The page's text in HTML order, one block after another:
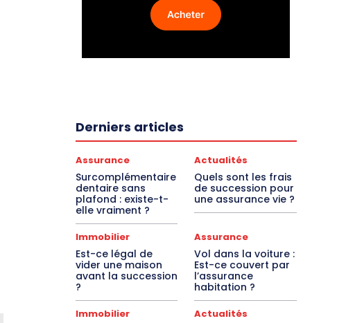
Derniers articles
Assurance
Surcomplémentaire
dentaire sans
plafond : existe-t-
elle vraiment ?
Actualités
Quels sont les frais
de succession pour
une assurance vie ?
Immobilier
Est-ce légal de
vider une maison
avant la succession
?
Assurance
Vol dans la voiture :
Est-ce couvert par
l’assurance
habitation ?
Immobilier Actualités